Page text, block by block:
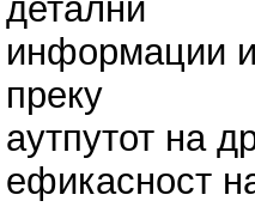
детални
информации
преку
аутпутот на
ефикасност